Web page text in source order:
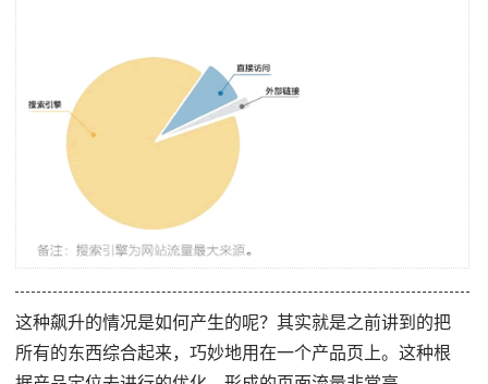
这种飙升的情况是如何产生的呢？其实就是之前讲到的把
所有的东西综合起来，巧妙地用在一个产品页上。这种根